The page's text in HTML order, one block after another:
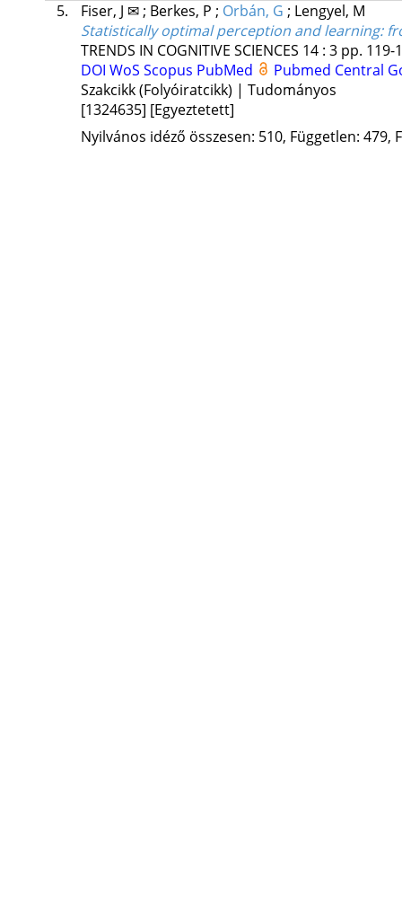
5.
Fiser, J ✉; Berkes, P ; Orbán, G ; Lengyel, M
Statistically optimal perception and learning:
TRENDS IN COGNITIVE SCIENCES 14: 3 pp. 119-
DOI WoS Scopus PubMed Pubmed Central
Szakcikk (Folyóiratcikk) | Tudományos
[1324635] [Egyeztetett]
Nyilvános idéző összesen: 510, Független: 479,